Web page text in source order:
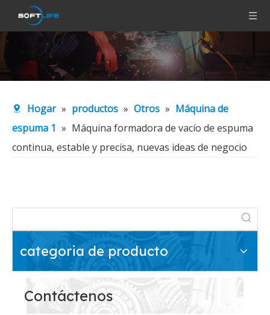
Hogar » productos » Otros » Máquina de
espuma 1 » Máquina formadora de vacío de espuma
continua, estable y precisa, nuevas ideas de negocio
categoria de producto
Contáctenos